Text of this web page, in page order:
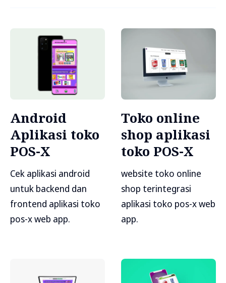
Android
Aplikasi toko
POS-X
Cek aplikasi android
untuk backend dan
frontend aplikasi toko
pos-x web app.
Toko online
shop aplikasi
toko POS-X
website toko online
shop terintegrasi
aplikasi toko pos-x web
app.